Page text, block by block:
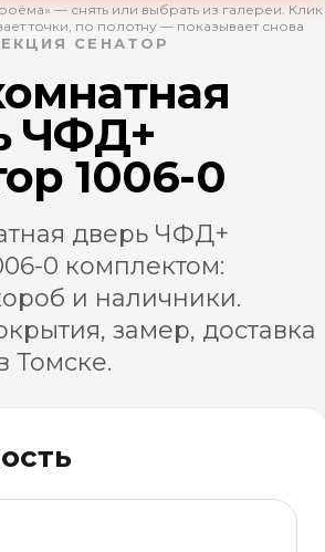
— снять или выбрать из галереи. Клик
точки, по полотну — показывает снова
СЕНАТОР
ЧФД+
1006-0
дверь ЧФД+
0 комплектом:
и наличники.
замер, доставка
Томске.